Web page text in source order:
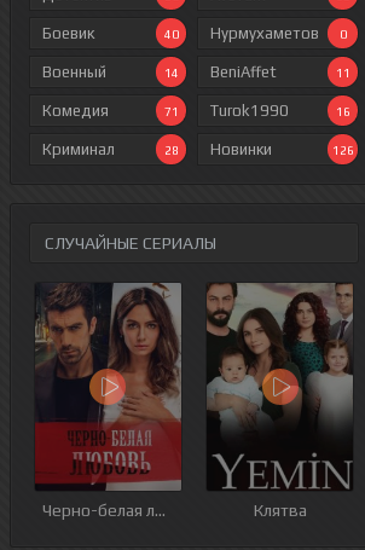
Боевик 40
Военный 14
Комедия 71
Криминал 28
Нурмухаметов 0
BeniAffet 11
Turok1990 16
Новинки 126
СЛУЧАЙНЫЕ СЕРИАЛЫ
Черно-белая любовь Клятва
9 серия 10 серия 11 серия